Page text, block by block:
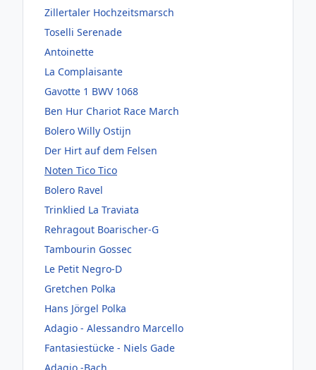
Zillertaler Hochzeitsmarsch
Toselli Serenade
Antoinette
La Complaisante
Gavotte 1 BWV 1068
Ben Hur Chariot Race March
Bolero Willy Ostijn
Der Hirt auf dem Felsen
Noten Tico Tico
Bolero Ravel
Trinklied La Traviata
Rehragout Boarischer-G
Tambourin Gossec
Le Petit Negro-D
Gretchen Polka
Hans Jörgel Polka
Adagio - Alessandro Marcello
Fantasiestücke - Niels Gade